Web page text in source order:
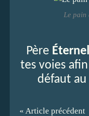
Le pain
Père Éternel
tes voies
défaut
« Article précédent